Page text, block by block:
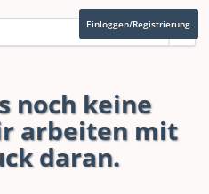
Einloggen/Registrierung
noch keine
arbeiten mit
daran.